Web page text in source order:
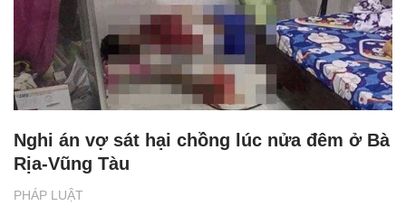
PHÁP LUẬT
Nghi án vợ sát hại chồng lúc nửa đêm ở Bà
Rịa-Vũng Tàu